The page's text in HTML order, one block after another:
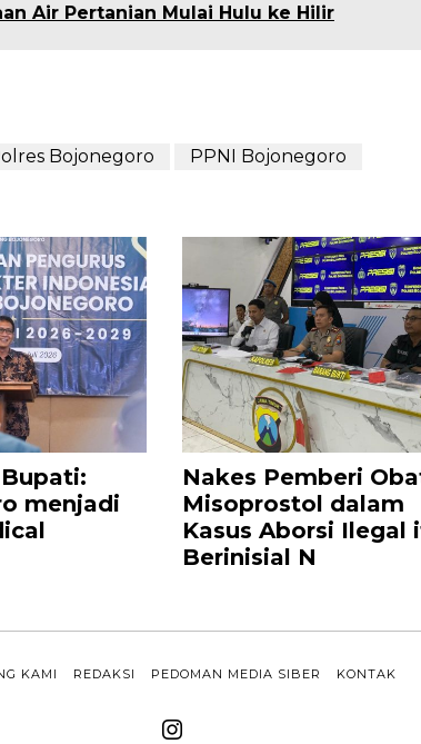
Air Pertanian Mulai Hulu ke Hilir
Bojonegoro
PPNI Bojonegoro
menjadi
Nakes Pemberi
Misoprostol dalam
Kasus Aborsi Ilegal
Berinisial N
KAMI REDAKSI PEDOMAN MEDIA SIBER KONTAK